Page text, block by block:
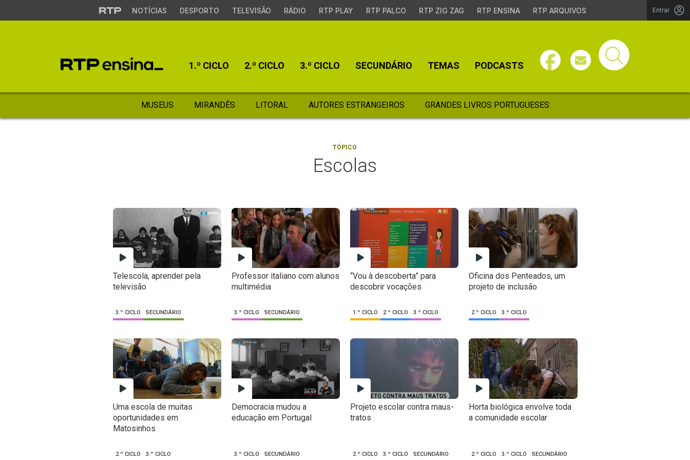
NOTÍCIAS DESPORTO TELEVISÃO RÁDIO RTP PLAY RTP PALCO RTP ZIG ZAG RTP ENSINA RTP ARQUIVOS Entrar
1.º CICLO 2.º CICLO 3.º CICLO SECUNDÁRIO TEMAS PODCASTS
MUSEUS MIRANDÊS LITORAL AUTORES ESTRANGEIROS GRANDES LIVROS PORTUGUESES
TÓPICO
Escolas
Telescola, aprender pela
televisão
3.º CICLO SECUNDÁRIO
Professor italiano com alunos
multimédia
3.º CICLO SECUNDÁRIO
“Vou à descoberta” para
descobrir vocações
1.º CICLO 2.º CICLO 3.º CICLO
Oficina dos Penteados, um
projeto de inclusão
2.º CICLO 3.º CICLO
Uma escola de muitas
oportunidades em
Matosinhos
2.º CICLO 3.º CICLO
Democracia mudou a
educação em Portugal
3.º CICLO SECUNDÁRIO
Projeto escolar contra maus-
tratos
2.º CICLO 3.º CICLO SECUNDÁRIO
Horta biológica envolve toda
a comunidade escolar
2.º CICLO 3.º CICLO SECUNDÁRIO